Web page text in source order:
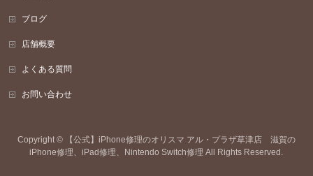
ブログ
店舗概要
よくある質問
お問い合わせ
Copyright ©
【公式】iPhone修理のオリスマ アル・プラザ草津店 滋賀の
iPhone修理、iPad修理、Nintendo Switch修理 All Rights Reserved.